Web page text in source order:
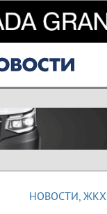
НОВОСТИ, ЖКХ